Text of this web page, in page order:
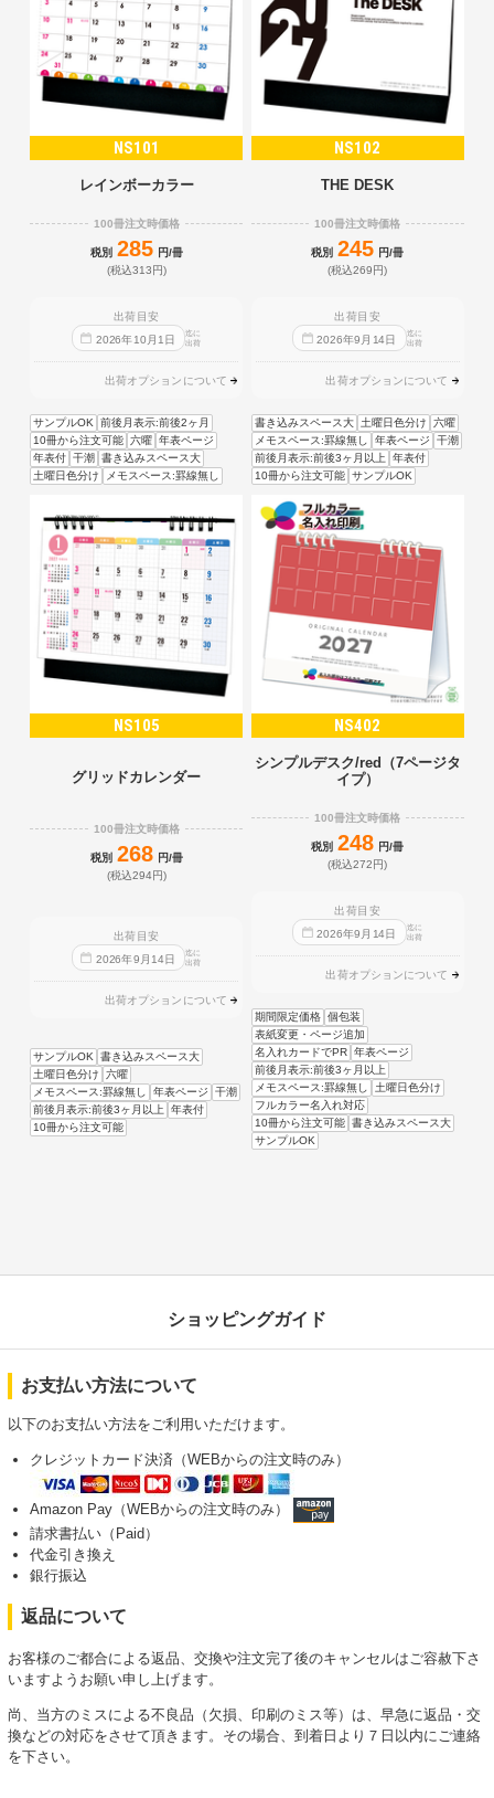
NS101
レインボーカラー
100冊注文時価格
税別 285 円/冊
(税込313円)
出荷目安
2026年10 月 1 日
迄に
出荷
出荷オプションについて
サンプルOK
前後月表示:前後2ヶ月
10冊から注文可能 六曜 年表ページ
年表付 干潮 書き込みスペース大
土曜日色分け
メモスペース:罫線無し
NS102
THE DESK
100冊注文時価格
税別 245 円/冊
(税込269円)
出荷目安
2026年9 月 14日
迄に
出荷
出荷オプションについて
書き込みスペース大 土曜日色分け
六曜
メモスペース:罫線無し
年表ページ
干潮
前後月表示:前後3ヶ月以上
年表付
10冊から注文可能 サンプルOK
NS105
グリッドカレンダー
100冊注文時価格
税別 268 円/冊
(税込294円)
出荷目安
2026年9 月 14日
迄に
出荷
出荷オプションについて
サンプルOK
書き込みスペース大
土曜日色分け
六曜
メモスペース:罫線無し
年表ページ
干潮
前後月表示:前後3ヶ月以上
年表付
10冊から注文可能
NS402
シンプルデスク/red（7ページタ
イプ）
100冊注文時価格
税別 248 円/冊
(税込272円)
出荷目安
2026年9 月 14日
迄に
出荷
出荷オプションについて
期間限定価格 個包装
表紙変更・ページ追加
名入れカードでPR 年表ページ
前後月表示:前後3ヶ月以上
メモスペース:罫線無し
土曜日色分け
フルカラー名入れ対応
10冊から注文可能 書き込みスペース大
サンプルOK
ショッピングガイド
お支払い方法について
以下のお支払い方法をご利用いただけます。
クレジットカード決済（WEBからの注文時のみ）
Amazon Pay（WEBからの注文時のみ）
請求書払い（Paid）
代金引き換え
銀行振込
返品について
お客様のご都合による返品、交換や注文完了後のキャンセルはご容赦下さ
いますようお願い申し上げます。
尚、当方のミスによる不良品（欠損、印刷のミス等）は、早急に返品・交
換などの対応をさせて頂きます。その場合、到着日より７日以内にご連絡
を下さい。